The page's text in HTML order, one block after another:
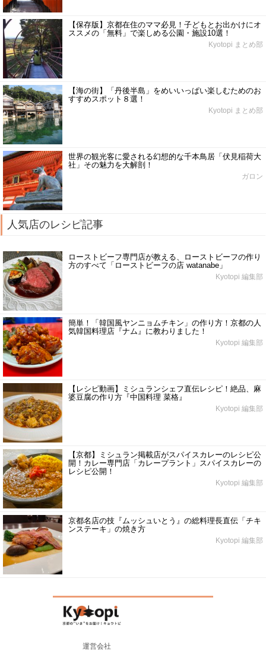
【保存版】京都在住のママ必見！子どもとお出かけにオ
ススメの「無料」で楽しめる公園・施設10選！
Kyotopi まとめ部
【海の街】「丹後半島」をめいいっぱい楽しむためのお
すすめスポット８選！
Kyotopi まとめ部
世界の観光客に愛される幻想的な千本鳥居「伏見稲荷大
社」その魅力を大解剖！
ガロン
人気店のレシピ記事
ローストビーフ専門店が教える、ローストビーフの作り
方のすべて「ローストビーフの店 watanabe」
Kyotopi 編集部
簡単！「韓国風ヤンニョムチキン」の作り方！京都の人
気韓国料理店『ナム』に教わりました！
Kyotopi 編集部
【レシピ動画】ミシュランシェフ直伝レシピ！絶品、麻
婆豆腐の作り方『中国料理 菜格』
Kyotopi 編集部
【京都】ミシュラン掲載店がスパイスカレーのレシピ公
開！カレー専門店「カレープラント」スパイスカレーの
レシピ公開！
Kyotopi 編集部
京都名店の技『ムッシュいとう』の総料理長直伝「チキ
ンステーキ」の焼き方
Kyotopi 編集部
運営会社